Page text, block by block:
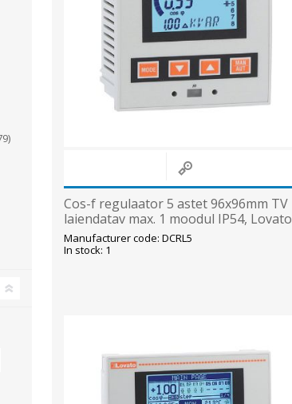
Cos-f regulaator 5 astet 96x96mm TV
laiendatav max. 1 moodul IP54, Lovato
Manufacturer code: DCRL5
In stock: 1